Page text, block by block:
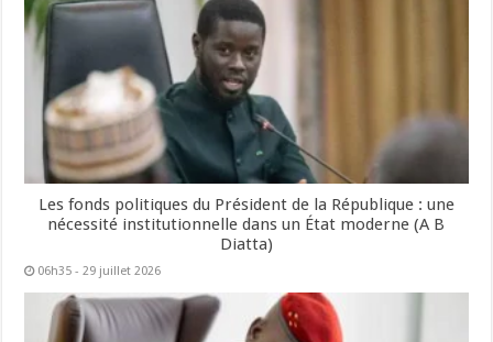
Les fonds politiques du Président de la République : une
nécessité institutionnelle dans un État moderne (A B
Diatta)
06h35 - 29 juillet 2026